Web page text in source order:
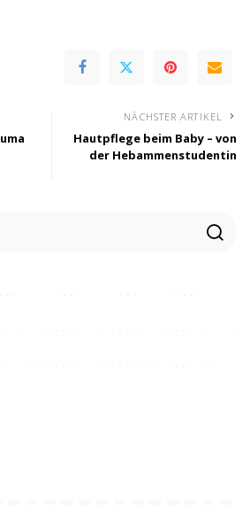
NÄCHSTER ARTIKEL
Hautpflege beim Baby – von
der Hebammenstudentin